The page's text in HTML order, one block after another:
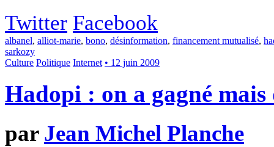
Twitter Facebook
albanel, alliot-marie, bono, désinformation, financement mutualisé,
sarkozy
Culture Politique Internet • 12 juin 2009
Hadopi : on a gagné mais
par Jean Michel Planche